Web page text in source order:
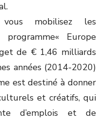
mobilisez les
Europe
de € 1,46 milliards
années (2014-2020)
est destiné à donner
et créatifs, qui
d’emplois et de